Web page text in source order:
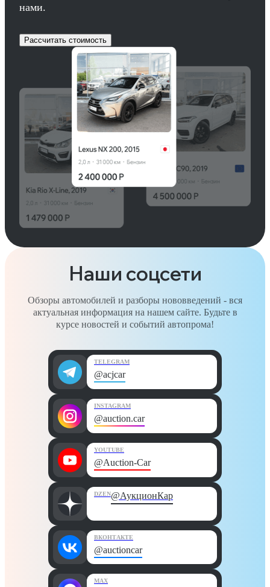
нами.
Рассчитать стоимость
Наши соцсети
Обзоры автомобилей и разборы нововведений - вся
актуальная информация на нашем сайте. Будьте в
курсе новостей и событий автопрома!
TELEGRAM
@acjcar
INSTAGRAM
@auction.car
YOUTUBE
@Auction-Car
DZEN@АукционКар
ВКОНТАКТЕ
@auctioncar
MAX